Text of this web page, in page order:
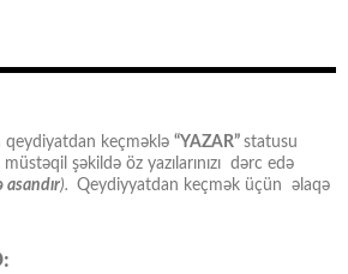
qeydiyatdan keçməklə “YAZAR” statusu
şəkildə öz yazılarınızı dərc edə
asandır). Qeydiyyatdan keçmək üçün əlaqə